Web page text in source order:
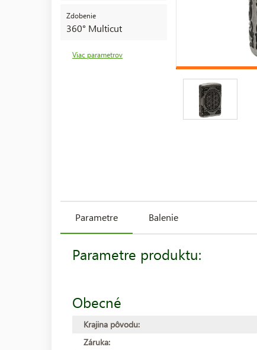
Zdobenie
360° Multicut
Viac parametrov
Parametre Balenie
Parametre produktu:
Obecné
Krajina pôvodu:
Záruka: